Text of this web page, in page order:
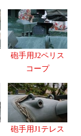
砲手用J2ペリス
コープ
砲手用J1テレス